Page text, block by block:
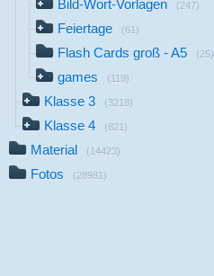
Bild-Wort-Vorlagen (247)
Feiertage (61)
Flash Cards groß - A5 (25)
games (119)
Klasse 3 (3218)
Klasse 4 (821)
Material (14423)
Fotos (28981)